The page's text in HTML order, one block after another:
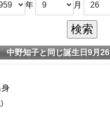
年 月
中野知子と同じ誕生日9月
身